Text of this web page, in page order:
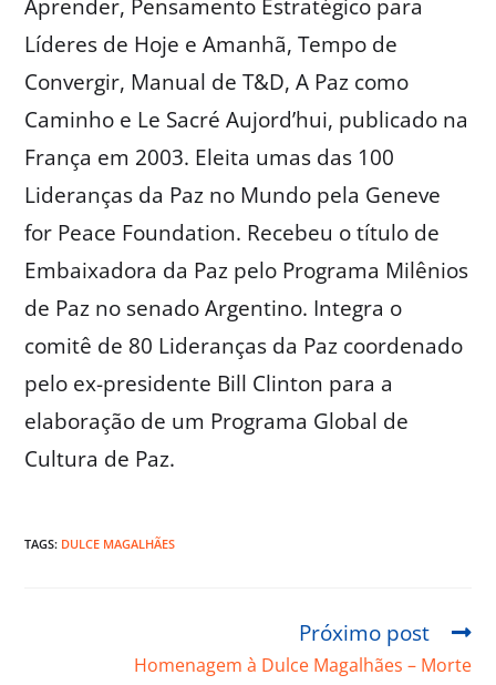
Aprender, Pensamento Estratégico para
Líderes de Hoje e Amanhã, Tempo de
Convergir, Manual de T&D, A Paz como
Caminho e Le Sacré Aujord’hui, publicado na
França em 2003. Eleita umas das 100
Lideranças da Paz no Mundo pela Geneve
for Peace Foundation. Recebeu o título de
Embaixadora da Paz pelo Programa Milênios
de Paz no senado Argentino. Integra o
comitê de 80 Lideranças da Paz coordenado
pelo ex-presidente Bill Clinton para a
elaboração de um Programa Global de
Cultura de Paz.
TAGS: DULCE MAGALHÃES
Próximo post
Homenagem à Dulce Magalhães – Morte